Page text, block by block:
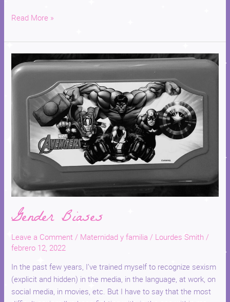
Read More »
Gender Biases
Leave a Comment / Maternidad y familia / Lourdes Smith/
febrero 12, 2022
In the past few years, I’ve trained myself to recognize sexism
(explicit and hidden) in the media, in the language, at work, on
social media, in movies, etc. But I have to say that the most
Gender
Biases